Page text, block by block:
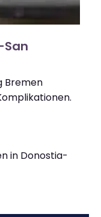
Bremen
in Donostia-